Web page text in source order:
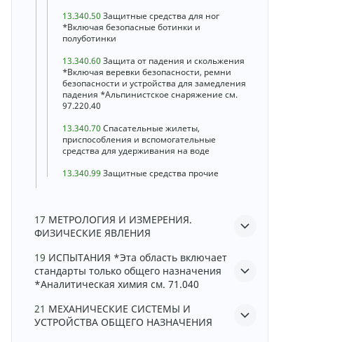
13.340.50 Защитные средства для ног
*Включая безопасные ботинки и
полуботинки
13.340.60 Защита от падения и скольжения
*Включая веревки безопасности, ремни
безопасности и устройства для замедления
падения *Альпинистское снаряжение см.
97.220.40
13.340.70 Спасательные жилеты,
приспособления и вспомогательные
средства для удерживания на воде
13.340.99 Защитные средства прочие
17 МЕТРОЛОГИЯ И ИЗМЕРЕНИЯ.
ФИЗИЧЕСКИЕ ЯВЛЕНИЯ
19 ИСПЫТАНИЯ *Эта область включает
стандарты только общего назначения
*Аналитическая химия см. 71.040
21 МЕХАНИЧЕСКИЕ СИСТЕМЫ И
УСТРОЙСТВА ОБЩЕГО НАЗНАЧЕНИЯ